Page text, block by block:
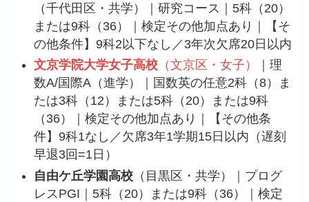
（千代田区・共学）｜研究コース｜5科（20）
または9科（36）｜検定その他加点あり｜【そ
の他条件】9科2以下なし／3年次欠席20日以内
文京学院大学女子高校 （文京区・女子）
｜理
数A/国際A（進学）｜国数英の任意2科（8）ま
たは3科（12）または5科（20）または9科
（36）｜検定その他加点あり｜【その他条
件】9科1なし／欠席3年1学期15日以内（遅刻
早退3回=1日）
自由ケ丘学園高校 （目黒区・共学）｜プログ
レスPGI｜5科（20）または9科（36）｜検定